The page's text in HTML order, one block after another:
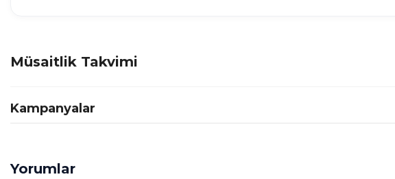
Müsaitlik Takvimi
Kampanyalar
Yorumlar